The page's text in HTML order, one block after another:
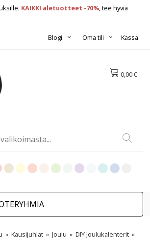
KAIKKI aletuotteet -70%, tee hyviä
Kassa
Oma tili
Blogi
0,00 €
Kausijuhlat Joulu DIY Joulukalenterit